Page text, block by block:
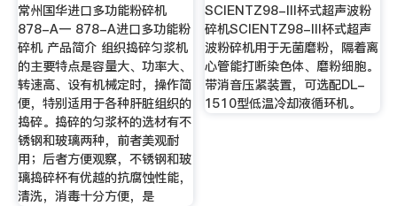
常州国华进口多功能粉碎机
878-A一 878-A进口多功能粉
碎机 产品简介 组织捣碎匀浆机
的主要特点是容量大、功率大、
转速高、设有机械定时，操作简
便，特别适用于各种肝脏组织的
捣碎。捣碎的匀浆杯的选材有不
锈钢和玻璃两种，前者美观耐
用；后者方便观察，不锈钢和玻
璃捣碎杯有优越的抗腐蚀性能，
清洗，消毒十分方便，是
SCIENTZ98-III杯式超声波粉
碎机SCIENTZ98-III杯式超声
波粉碎机用于无菌磨粉，隔着离
心管能打断染色体、磨粉细胞。
带消音压紧装置，可选配DL-
1510型低温冷却液循环机。